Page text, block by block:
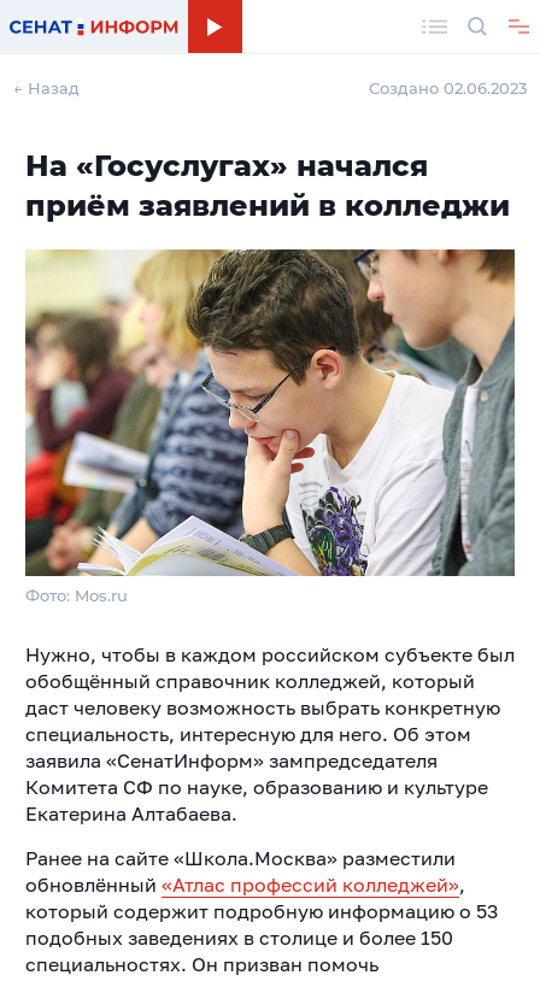
← Назад Создано 02.06.2023
На «Госуслугах» начался
приём заявлений в колледжи
Фото: Mos.ru
Нужно, чтобы в каждом российском субъекте был
обобщённый справочник колледжей, который
даст человеку возможность выбрать конкретную
специальность, интересную для него. Об этом
заявила «СенатИнформ» зампредседателя
Комитета СФ по науке, образованию и культуре
Екатерина Алтабаева.
Ранее на сайте «Школа.Москва» разместили
обновлённый «Атлас профессий колледжей»,
который содержит подробную информацию о 53
подобных заведениях в столице и более 150
специальностях. Он призван помочь